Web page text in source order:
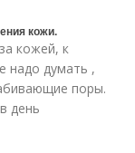
кожи.
кожей, к
надо думать ,
поры.
день